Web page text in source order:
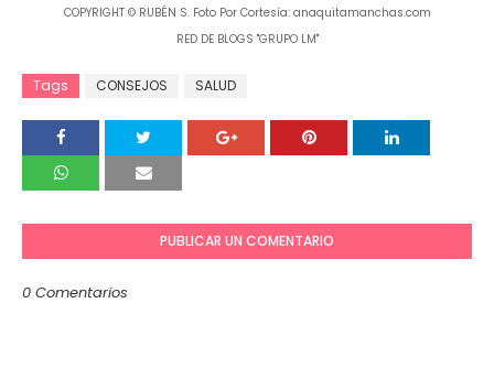
COPYRIGHT © RUBÉN S. Foto Por Cortesía: anaquitamanchas.com
RED DE BLOGS "GRUPO LM"
Tags CONSEJOS SALUD
PUBLICAR UN COMENTARIO
0 Comentarios